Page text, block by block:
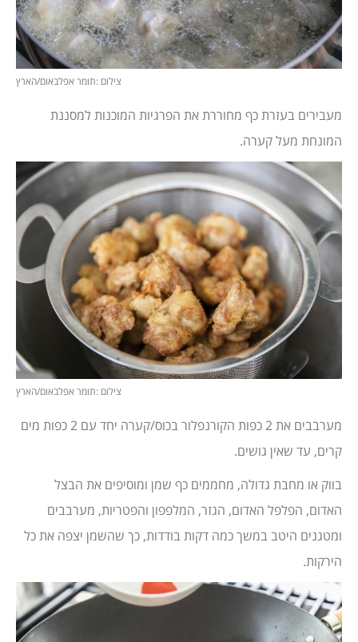
צילום :תומר אפלבאום/הארץ
מעבירים בעזרת כף מחוררת את הפרגיות המוכנות למסננת
המונחת מעל קערה.
צילום :תומר אפלבאום/הארץ
מערבבים את 2 כפות הקורנפלור בכוס/קערה יחד עם 2 כפות מים
קרים, עד שאין גושים.
בווק או מחבת גדולה, מחממים כף שמן ומוסיפים את הבצל
האדום, הפלפל האדום, הגזר, המלפפון והפטריות, מערבבים
ומטגנים היטב במשך כמה דקות בודדות, כך שהשמן יצפה את כל
הירקות.